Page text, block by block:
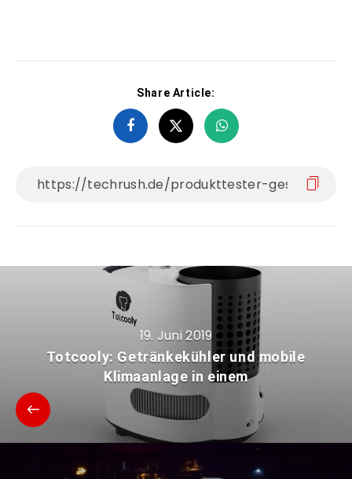
Share Article:
19. Juni 2019
Totcooly: Getränkekühler und mobile
Klimaanlage in einem